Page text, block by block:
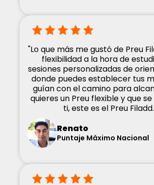
"Lo que más me gustó de Preu
flexibilidad a la hora de
sesiones personalizadas de
donde puedes establecer tus
guían con el camino para
quieres un Preu flexible y que
ti, este es el Preu
Renato
Puntaje Máximo Nacional